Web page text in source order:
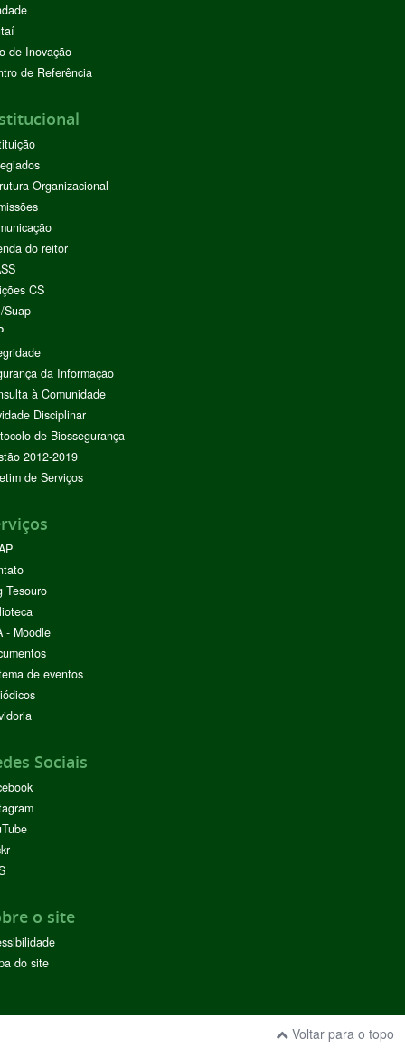
de Inovação
de Referência
Organizacional
do reitor
CS
Suap
da Informação
à Comunidade
Disciplinar
de Biossegurança
2012-2019
de Serviços
Tesouro
- Moodle
de eventos
Sociais
o site
do site
Voltar para o topo